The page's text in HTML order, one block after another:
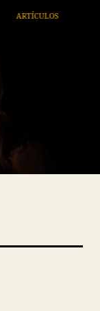
ARTE /